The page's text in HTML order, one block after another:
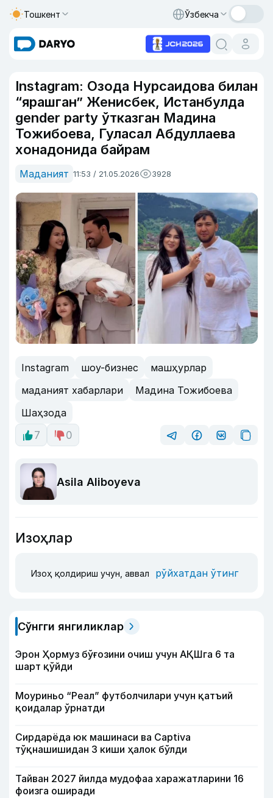
Тошкент Ўзбекча
Instagram: Озода Нурсаидова билан
“ярашган” Женисбек, Истанбулда
gender party ўтказган Мадина
Тожибоева, Гуласал Абдуллаева
хонадонида байрам
Маданият 11:53 / 21.05.2026 3928
Instagram шоу-бизнес
машҳурлар
маданият хабарлари
Мадина Тожибоева
Шаҳзода
7
0
Asila Aliboyeva
Изоҳлар
Изоҳ қолдириш учун, аввал рўйхатдан ўтинг
Сўнгги янгиликлар
Эрон Ҳормуз бўғозини очиш учун АҚШга 6 та
шарт қўйди
Моуриньо “Реал” футболчилари учун қатъий
қоидалар ўрнатди
Сирдарёда юк машинаси ва Captiva
тўқнашишидан 3 киши ҳалок бўлди
Тайван 2027 йилда мудофаа харажатларини 16
фоизга оширади